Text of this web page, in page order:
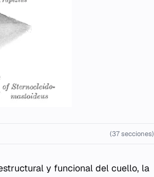
(37 secciones)
y funcional del cuello, la